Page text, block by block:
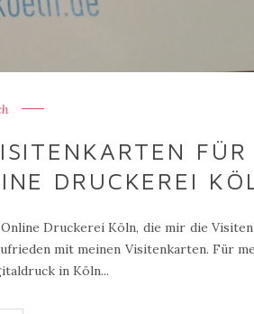
FÜR
DRUCKEREI
Druckerei Köln, die mir die
mit meinen Visitenkarten. Für
in Köln...